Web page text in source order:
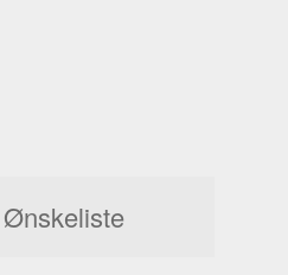
Ønskeliste